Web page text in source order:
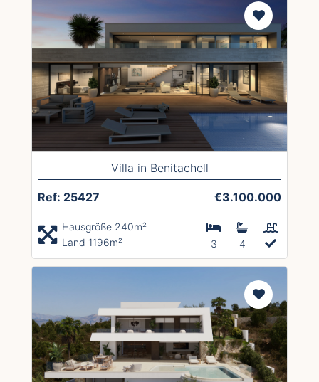
Villa in Benitachell
Ref: 25427 €3.100.000
Hausgröße 240m²
Land 1196m²
3 4